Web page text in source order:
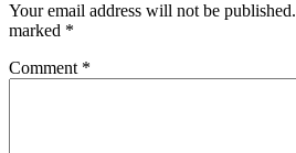
Your email address will not be published.
marked *
Comment *